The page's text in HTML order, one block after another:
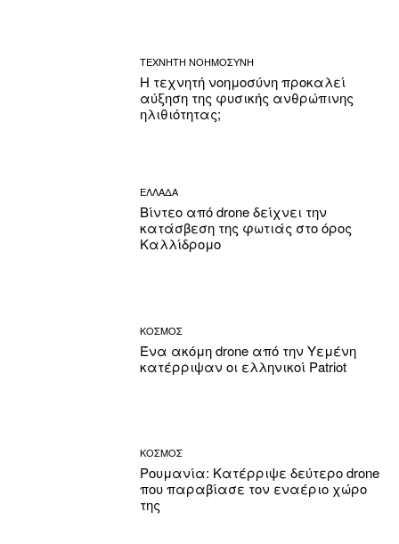
ΤΕΧΝΗΤΗ ΝΟΗΜΟΣΥΝΗ
Η τεχνητή νοημοσύνη προκαλεί
αύξηση της φυσικής ανθρώπινης
ηλιθιότητας;
ΕΛΛΑΔΑ
Βίντεο από drone δείχνει την
κατάσβεση της φωτιάς στο όρος
Καλλίδρομο
ΚΟΣΜΟΣ
Ένα ακόμη drone από την Υεμένη
κατέρριψαν οι ελληνικοί Patriot
ΚΟΣΜΟΣ
Ρουμανία: Κατέρριψε δεύτερο drone
που παραβίασε τον εναέριο χώρο
της